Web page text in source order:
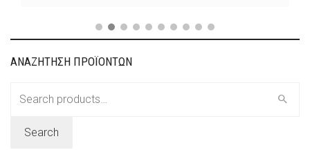
ΑΝΑΖΗΤΗΣΗ ΠΡΟΪΟΝΤΩΝ
Search